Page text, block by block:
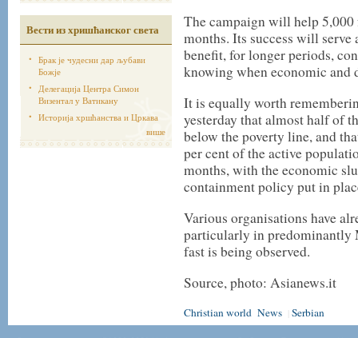
Вести из хришћанског света
Брак је чудесни дар љубави
Божје
Делегација Центра Симон
Визентал у Ватикану
Историја хршћанства и Цркава
више
The campaign will help
months. Its success will
benefit, for longer periods,
knowing when economic
It is equally worth
yesterday that almost half of
below the poverty line, and
per cent of the active
months, with the economic
containment policy put in
Various organisations have
particularly in predominantly
fast is being observed.
Source, photo: Asianews.it
Christian world News Serbian